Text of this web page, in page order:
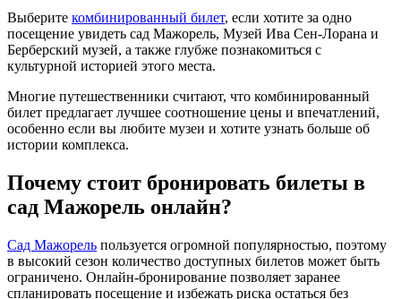
Выберите комбинированный билет, если хотите за одно
посещение увидеть сад Мажорель, Музей Ива Сен-Лорана и
Берберский музей, а также глубже познакомиться с
культурной историей этого места.
Многие путешественники считают, что комбинированный
билет предлагает лучшее соотношение цены и впечатлений,
особенно если вы любите музеи и хотите узнать больше об
истории комплекса.
Почему стоит бронировать билеты в
сад Мажорель онлайн?
Сад Мажорель пользуется огромной популярностью, поэтому
в высокий сезон количество доступных билетов может быть
ограничено. Онлайн-бронирование позволяет заранее
спланировать посещение и избежать риска остаться без